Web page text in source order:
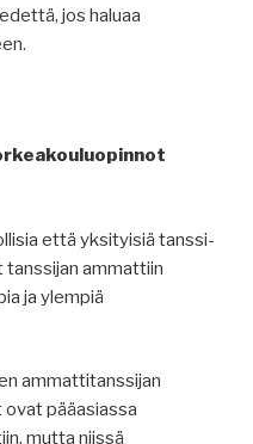
jos haluaa
että yksityisiä tanssi-
tanssijan ammattiin
ja ylempiä
ammattitanssijan
pääasiassa
mutta niissä